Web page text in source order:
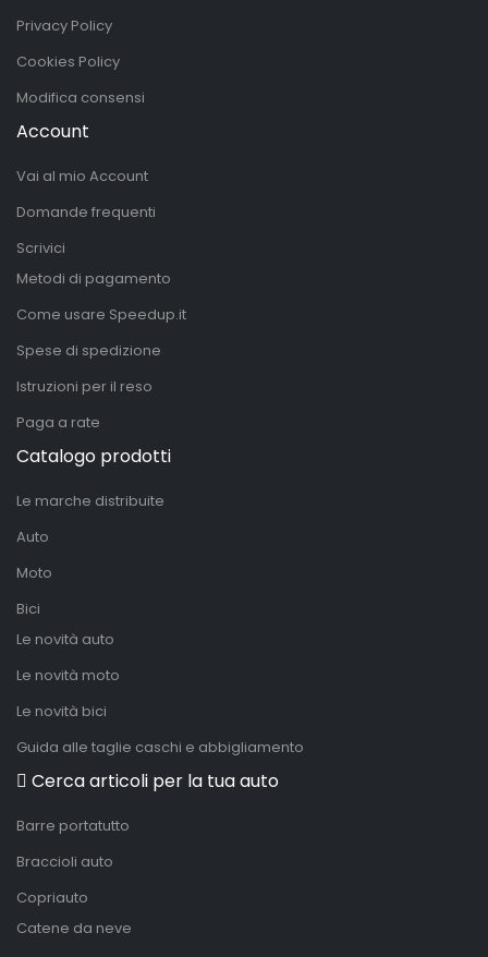
Privacy Policy
Cookies Policy
Modifica consensi
Account
Vai al mio Account
Domande frequenti
Scrivici
Metodi di pagamento
Come usare Speedup.it
Spese di spedizione
Istruzioni per il reso
Paga a rate
Catalogo prodotti
Le marche distribuite
Auto
Moto
Bici
Le novità auto
Le novità moto
Le novità bici
Guida alle taglie caschi e abbigliamento
Cerca articoli per la tua auto
Barre portatutto
Braccioli auto
Copriauto
Catene da neve